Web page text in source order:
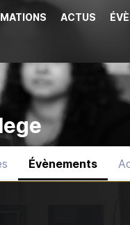
ACTUS
Évènements